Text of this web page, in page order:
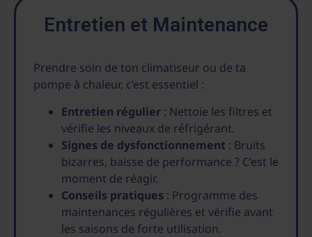
Entretien et Maintenance
Prendre soin de ton climatiseur ou de ta
pompe à chaleur, c’est essentiel :
Entretien régulier : Nettoie les filtres et
vérifie les niveaux de réfrigérant.
Signes de dysfonctionnement : Bruits
bizarres, baisse de performance ? C’est le
moment de réagir.
Conseils pratiques : Programme des
maintenances régulières et vérifie avant
les saisons de forte utilisation.